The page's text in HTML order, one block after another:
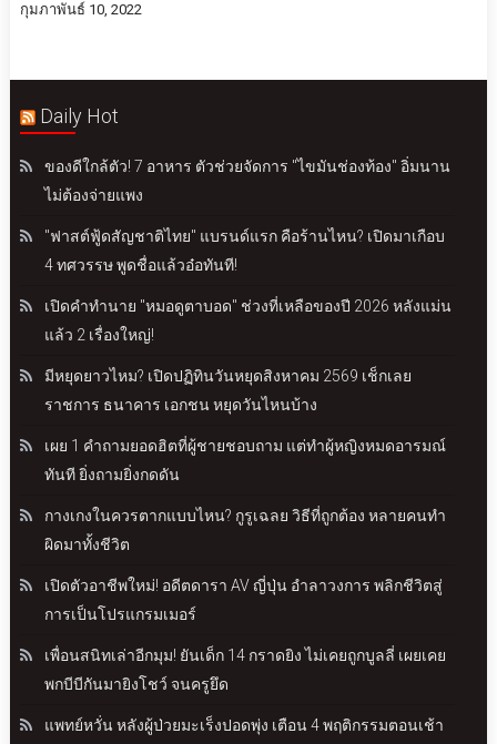
กุมภาพันธ์ 10, 2022
Daily Hot
ของดีใกล้ตัว! 7 อาหาร ตัวช่วยจัดการ "ไขมันช่องท้อง" อิ่มนาน
ไม่ต้องจ่ายแพง
"ฟาสต์ฟู้ดสัญชาติไทย" แบรนด์แรก คือร้านไหน? เปิดมาเกือบ
4 ทศวรรษ พูดชื่อแล้วอ๋อทันที!
เปิดคำทำนาย "หมอดูตาบอด" ช่วงที่เหลือของปี 2026 หลังแม่น
แล้ว 2 เรื่องใหญ่!
มีหยุดยาวไหม? เปิดปฏิทินวันหยุดสิงหาคม 2569 เช็กเลย
ราชการ ธนาคาร เอกชน หยุดวันไหนบ้าง
เผย 1 คำถามยอดฮิตที่ผู้ชายชอบถาม แต่ทำผู้หญิงหมดอารมณ์
ทันที ยิ่งถามยิ่งกดดัน
กางเกงในควรตากแบบไหน? กูรูเฉลย วิธีที่ถูกต้อง หลายคนทำ
ผิดมาทั้งชีวิต
เปิดตัวอาชีพใหม่! อดีตดารา AV ญี่ปุ่น อำลาวงการ พลิกชีวิตสู่
การเป็นโปรแกรมเมอร์
เพื่อนสนิทเล่าอีกมุม! ยันเด็ก 14 กราดยิง ไม่เคยถูกบูลลี่ เผยเคย
พกบีบีกันมายิงโชว์ จนครูยึด
แพทย์หวั่น หลังผู้ป่วยมะเร็งปอดพุ่ง เตือน 4 พฤติกรรมตอนเช้า